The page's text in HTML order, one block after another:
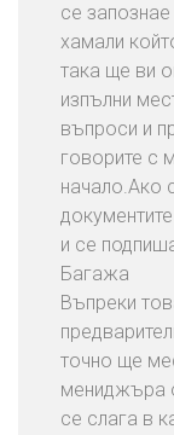
се
хамали
така ще ви
изпълни
въпроси и
говорите с
начало.Ако
и се
Багажа
Въпреки
точно ще
мениджъра
се слага в